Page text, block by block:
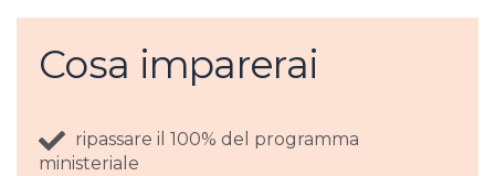
Cosa imparerai
ripassare il 100% del programma
ministeriale